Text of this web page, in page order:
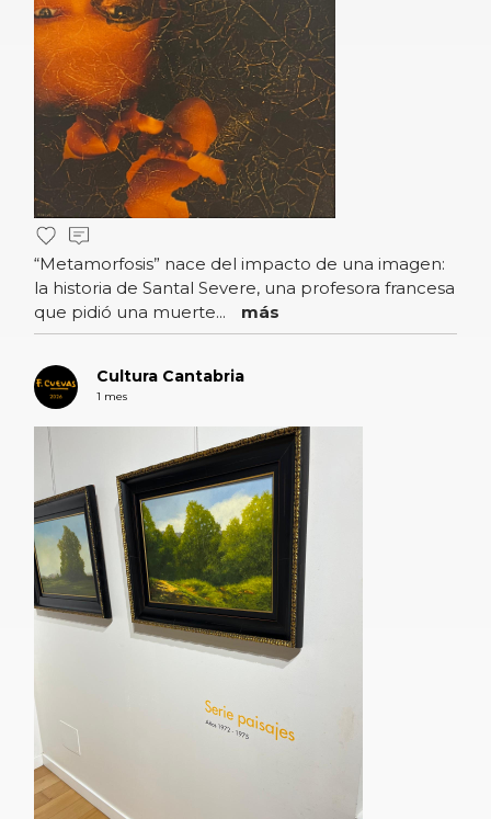
“Metamorfosis” nace del impacto de una imagen:
la historia de Santal Severe, una profesora francesa
que pidió una muerte...
más
Cultura Cantabria
1 mes